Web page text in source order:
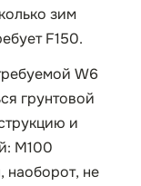
зим
F150.
W6
грунтовой
и
М100
наоборот, не